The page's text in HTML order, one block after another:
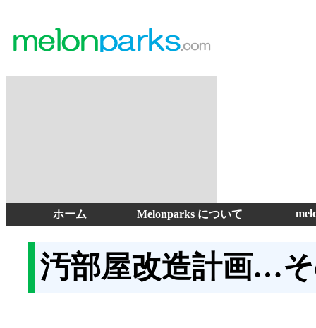
ホーム Melonparks について
汚部屋改造計画…